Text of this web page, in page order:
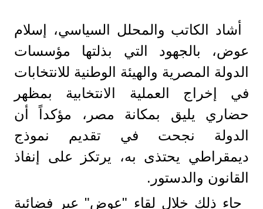
​أشاد الكاتب والمحلل السياسي، إسلام
عوض، بالجهود التي بذلتها مؤسسات
الدولة المصرية والهيئة الوطنية للانتخابات
في إخراج العملية الانتخابية بمظهر
حضاري يليق بمكانة مصر، مؤكداً أن
الدولة نجحت في تقديم نموذج
ديمقراطي يحتذى به، يرتكز على إنفاذ
القانون والدستور.
​جاء ذلك خلال لقاء "عوض" عبر فضائية